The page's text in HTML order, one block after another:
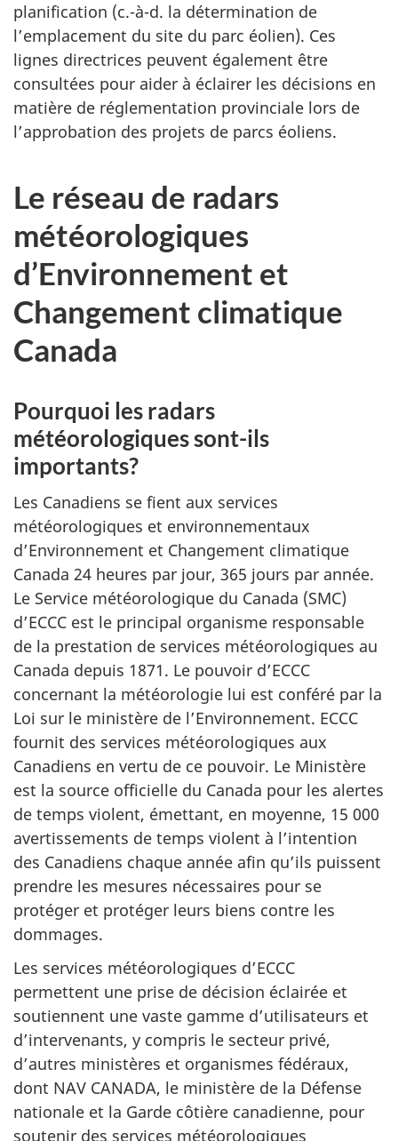
planification (c.-à-d. la détermination de
l’emplacement du site du parc éolien). Ces
lignes directrices peuvent également être
consultées pour aider à éclairer les décisions en
matière de réglementation provinciale lors de
l’approbation des projets de parcs éoliens.
Le réseau de radars
météorologiques
d’Environnement et
Changement climatique
Canada
Pourquoi les radars
météorologiques sont-ils
importants?
Les Canadiens se fient aux services
météorologiques et environnementaux
d’Environnement et Changement climatique
Canada 24 heures par jour, 365 jours par année.
Le Service météorologique du Canada (SMC)
d’ECCC est le principal organisme responsable
de la prestation de services météorologiques au
Canada depuis 1871. Le pouvoir d’ECCC
concernant la météorologie lui est conféré par la
Loi sur le ministère de l’Environnement. ECCC
fournit des services météorologiques aux
Canadiens en vertu de ce pouvoir. Le Ministère
est la source officielle du Canada pour les alertes
de temps violent, émettant, en moyenne, 15 000
avertissements de temps violent à l’intention
des Canadiens chaque année afin qu’ils puissent
prendre les mesures nécessaires pour se
protéger et protéger leurs biens contre les
dommages.
Les services météorologiques d’ECCC
permettent une prise de décision éclairée et
soutiennent une vaste gamme d’utilisateurs et
d’intervenants, y compris le secteur privé,
d’autres ministères et organismes fédéraux,
dont NAV CANADA, le ministère de la Défense
nationale et la Garde côtière canadienne, pour
soutenir des services météorologiques